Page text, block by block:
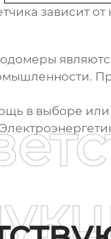
зависит
в выборе или